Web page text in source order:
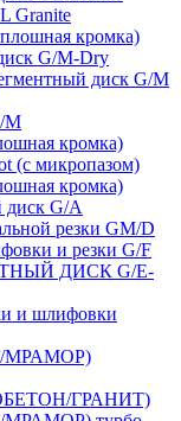
Granite
кромка)
G/M-Dry
диск G/M
M
кромка)
(с микропазом)
кромка)
диск G/A
резки GM/D
и резки G/F
ДИСК G/E-
и шлифовки
МРАМОР)
ГРАНИТ)